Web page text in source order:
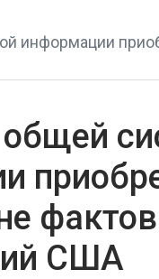
информации
общей
США